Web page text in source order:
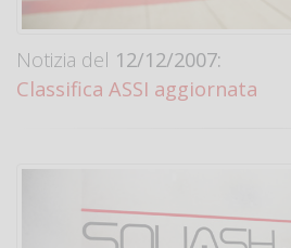
Notizia del 12/12/2007:
Classifica ASSI aggiornata